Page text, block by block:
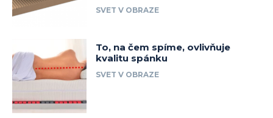
SVET V OBRAZE
To, na čem spíme, ovlivňuje
kvalitu spánku
SVET V OBRAZE